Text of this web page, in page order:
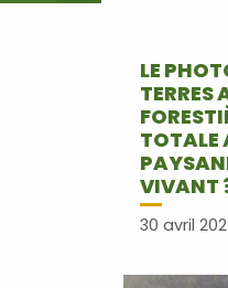
LE
TERRES
TOTALE
VIVANT
30 avril